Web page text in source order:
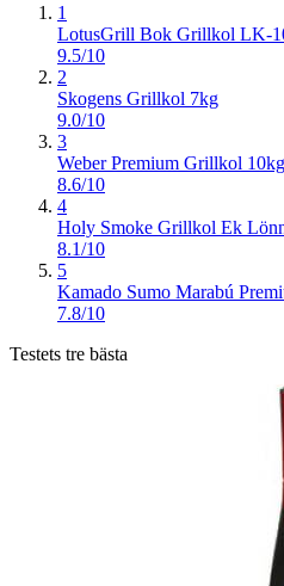
1
LotusGrill Bok Grillkol LK-
9.5/10
2
Skogens Grillkol 7kg
9.0/10
3
Weber Premium Grillkol 10kg
8.6/10
4
Holy Smoke Grillkol Ek
8.1/10
5
Kamado Sumo Marabú
7.8/10
Testets tre bästa